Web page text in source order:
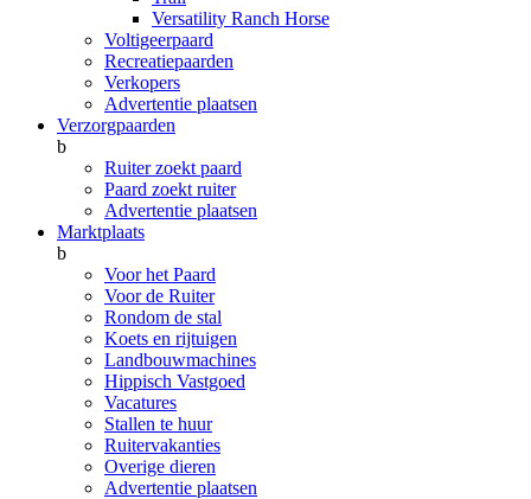
Versatility Ranch Horse
Voltigeerpaard
Recreatiepaarden
Verkopers
Advertentie plaatsen
Verzorgpaarden
b
Ruiter zoekt paard
Paard zoekt ruiter
Advertentie plaatsen
Marktplaats
b
Voor het Paard
Voor de Ruiter
Rondom de stal
Koets en rijtuigen
Landbouwmachines
Hippisch Vastgoed
Vacatures
Stallen te huur
Ruitervakanties
Overige dieren
Advertentie plaatsen